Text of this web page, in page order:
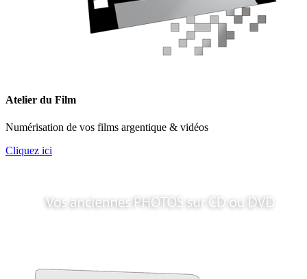
Atelier du Film
Numérisation de vos films argentique & vidéos
Cliquez ici